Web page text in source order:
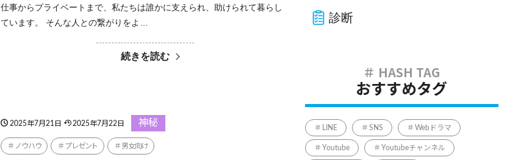
仕事からプライベートまで、私たちは誰かに支えられ、助けられて暮らし
ています。 そんな人との繋がりをよ…
続きを読む
2025年7月21日 2025年7月22日 神秘
ノウハウ プレゼント 男女向け
診断
おすすめタグ
LINE SNS Webドラマ
Youtube Youtubeチャンネル